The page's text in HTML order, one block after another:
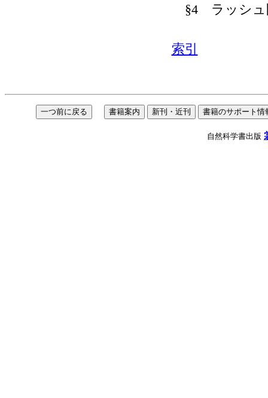
§4 ラッシュ
索引
自然科学書出版